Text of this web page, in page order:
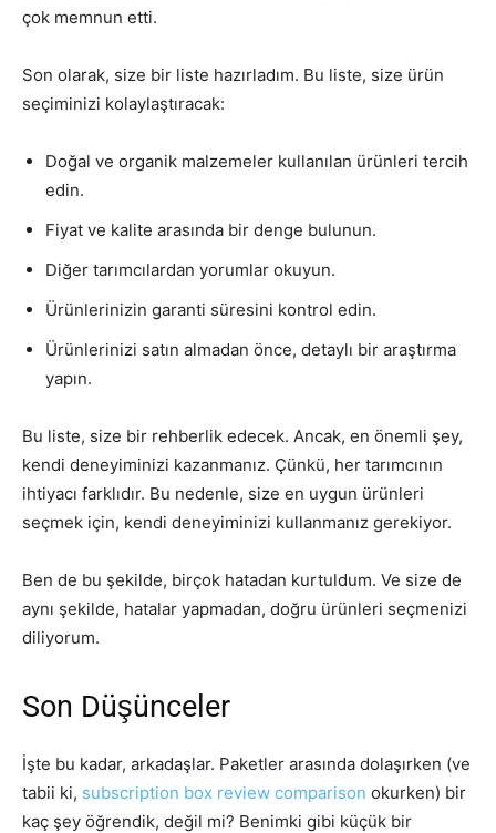
çok memnun etti.
Son olarak, size bir liste hazırladım. Bu liste, size ürün
seçiminizi kolaylaştıracak:
Doğal ve organik malzemeler kullanılan ürünleri tercih
edin.
Fiyat ve kalite arasında bir denge bulunun.
Diğer tarımcılardan yorumlar okuyun.
Ürünlerinizin garanti süresini kontrol edin.
Ürünlerinizi satın almadan önce, detaylı bir araştırma
yapın.
Bu liste, size bir rehberlik edecek. Ancak, en önemli şey,
kendi deneyiminizi kazanmanız. Çünkü, her tarımcının
ihtiyacı farklıdır. Bu nedenle, size en uygun ürünleri
seçmek için, kendi deneyiminizi kullanmanız gerekiyor.
Ben de bu şekilde, birçok hatadan kurtuldum. Ve size de
aynı şekilde, hatalar yapmadan, doğru ürünleri seçmenizi
diliyorum.
Son Düşünceler
İşte bu kadar, arkadaşlar. Paketler arasında dolaşırken (ve
tabii ki, subscription box review comparison okurken) bir
kaç şey öğrendik, değil mi? Benimki gibi küçük bir